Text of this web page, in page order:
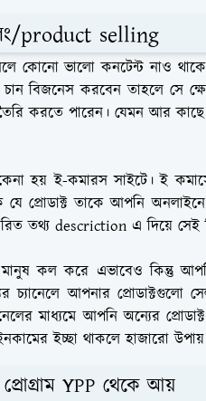
product selling
কোনো ভালো কনটেন্ট নাও
বিজনেস করবেন তাহলে সে
তৈরি করতে পারেন। যেমন আর
হয় ই-কমারস সাইটে। ই
প্রোডাক্ট তাকে আপনি
তথ্য descriction এ দিয়ে সেই
কল করে এভাবেও কিন্তু
চ্যানেলে আপনার প্রোডাক্টগুলো
মাধ্যমে আপনি অন্যের
ইচ্ছা থাকলে হাজারো
প্রোগ্রাম YPP থেকে আয়